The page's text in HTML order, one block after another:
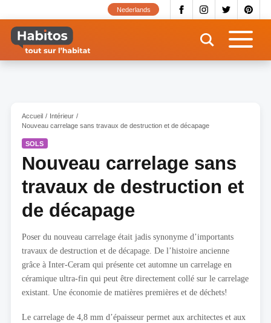
contenu
principal
Nederlands
Accueil
Intérieur
Nouveau carrelage sans travaux de destruction et de décapage
SOLS
Nouveau carrelage sans
travaux de destruction et
de décapage
Poser du nouveau carrelage était jadis synonyme d’importants
travaux de destruction et de décapage. De l’histoire ancienne
grâce à Inter-Ceram qui présente cet automne un carrelage en
céramique ultra-fin qui peut être directement collé sur le carrelage
existant. Une économie de matières premières et de déchets!
Le carrelage de 4,8 mm d’épaisseur permet aux architectes et aux